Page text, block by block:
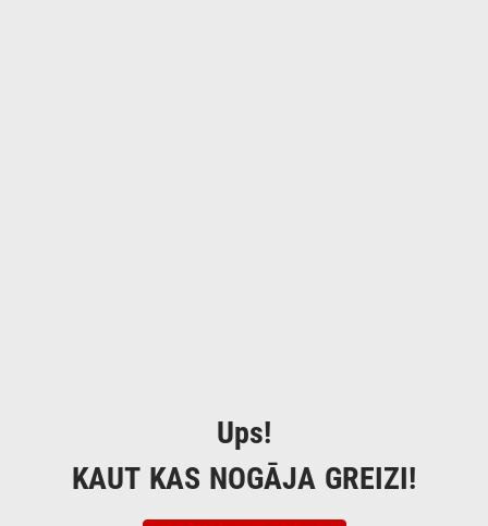
Ups!
KAUT KAS NOGĀJA GREIZI!